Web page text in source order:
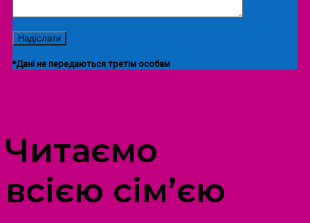
*Дані не передаються третім особам
Читаємо
всією сім’єю